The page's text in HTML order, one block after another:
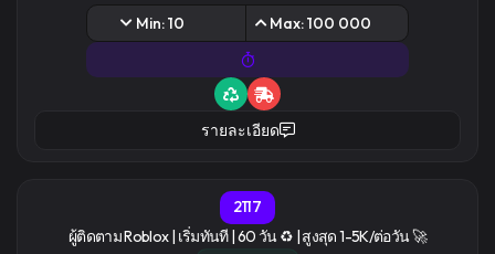
Min: 10 Max: 100 000
รายละเอียด
2117
ผู้ติดตาม Roblox | เริ่มทันที | 60 วัน ♻️ | สูงสุด 1-5K/ต่อวัน 🚀